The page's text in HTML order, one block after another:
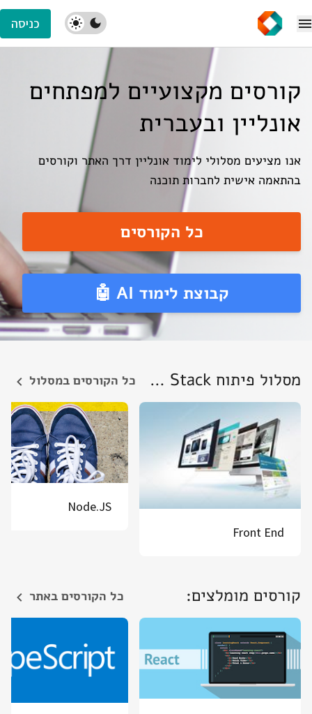
כניסה
קורסים מקצועיים למפתחים
אונליין ובעברית
אנו מציעים מסלולי לימוד אונליין דרך האתר וקורסים
בהתאמה אישית לחברות תוכנה
כל הקורסים
קבוצת לימוד AI 🤖
מסלול פיתוח Full Stack: כל הקורסים במסלול
Front End
Node.JS
קורסים מומלצים: כל הקורסים באתר